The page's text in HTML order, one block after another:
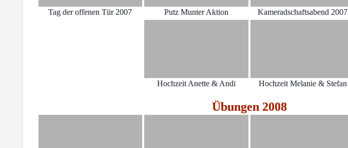
Tag der offenen Tür 2007 Putz Munter Aktion Kameradschaftsabend 2007
Hochzeit Anette & Andi Hochzeit Melanie & Stefan
Übungen 2008